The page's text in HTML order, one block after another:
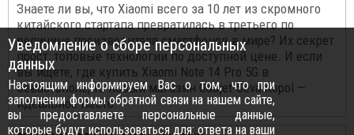
Знаете ли вы, что Xiaomi всего за 10 лет из скромного
китайского стартапа превратилась в третьего по
величине производителя смартфонов в мире? Их секрет
прост: топовые технологии по доступной цене. И если
вы ищете, где купить Xiaomi Note 14 Pro 5G в
Севастополе, то новый магазин Gadjet-Sevastopol —
идеальное место.
Уведомление о сборе персональных
данных
Настоящим информируем Вас о том, что при
заполнении формы обратной связи на нашем сайте,
вы предоставляете персональные данные,
которые будут использоваться для: ответа на ваши